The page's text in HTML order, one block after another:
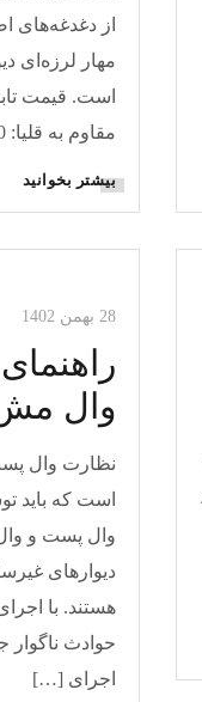
از دغدغه‌های
مهار لرزه‌ای
مقاوم به قلیا: 45000 تا 50000 تومان در متر مربع […]
بیشتر بخوانید
مقالات وال
28 بهمن 1402
وال
نظارت وال
است که باید
وال پست و
دیوار‌های
هستند. با
حوادث
اجرای […]